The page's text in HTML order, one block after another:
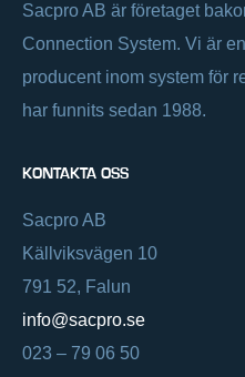
Sacpro AB är företaget
Connection System. Vi är
producent inom system för
har funnits sedan 1988.
KONTAKTA OSS
Sacpro AB
Källviksvägen 10
791 52, Falun
info@sacpro.se
023 – 79 06 50